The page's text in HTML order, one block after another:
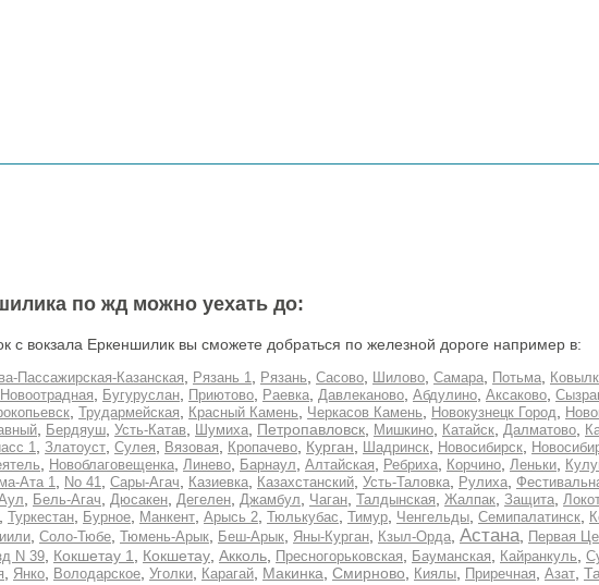
по жд можно уехать до:
с вокзала Еркеншилик вы сможете добраться по железной дороге например в:
Пассажирская-Казанская Рязань 1 Рязань Сасово Шилово Самара Потьма
Новоотрадная Бугуруслан Приютово Раевка Давлеканово Абдулино Аксаково
Трудармейская Красный Камень Черкасов Камень Новокузнецк Город
Бердяуш Усть-Катав Шумиха Петропавловск Мишкино Катайск Далматово
1 Златоуст Сулея Вязовая Кропачево Курган Шадринск Новосибирск
Новоблаговещенка Линево Барнаул Алтайская Ребриха Корчино Леньки
Ата 1 No 41 Сары-Агач Казиевка Казахстанский Усть-Таловка Рулиха
Бель-Агач Дюсакен Дегелен Джамбул Чаган Талдынская Жалпак Защита
Туркестан Бурное Манкент Арысь 2 Тюлькубас Тимур Ченгельды Семипалатинск
Соло-Тюбе Тюмень-Арык Беш-Арык Яны-Курган Кзыл-Орда Астана Первая
N 39 Кокшетау 1 Кокшетау Акколь Пресногорьковская Бауманская Кайранкуль
Янко Володарское Уголки Карагай Макинка Смирново Киялы Приречная Азат